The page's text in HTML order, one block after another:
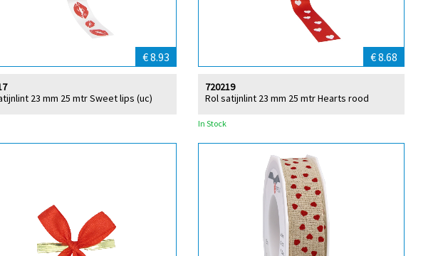
€ 8.93
23 mm 25 mtr Sweet lips (uc)
€ 8.68
Rol satijnlint 23 mm 25 mtr Hearts rood
720219
In Stock